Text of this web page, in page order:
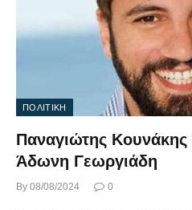
ΠΟΛΙΤΙΚΗ
Παναγιώτης Κουνάκης
Άδωνη Γεωργιάδη
By 08/08/2024 0